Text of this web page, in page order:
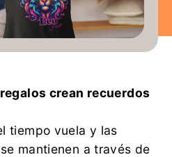
crean recuerdos
tiempo vuela y las
mantienen a través de